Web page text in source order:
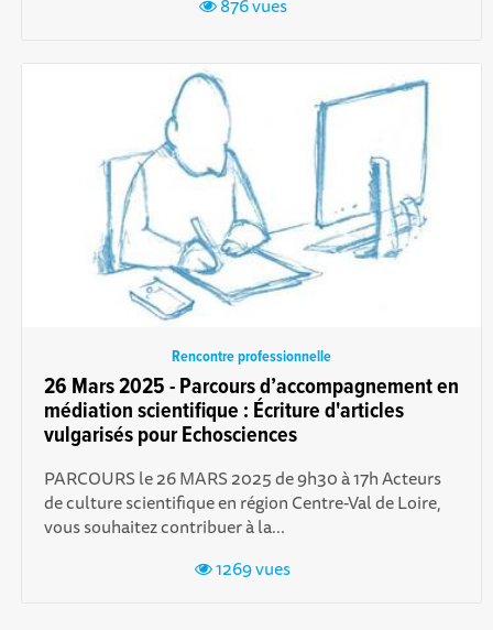
876 vues
Rencontre professionnelle
26 Mars 2025 - Parcours d’accompagnement en
médiation scientifique : Écriture d'articles
vulgarisés pour Echosciences
PARCOURS le 26 MARS 2025 de 9h30 à 17h Acteurs
de culture scientifique en région Centre-Val de Loire,
vous souhaitez contribuer à la...
1269 vues